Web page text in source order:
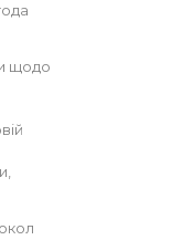
щодо